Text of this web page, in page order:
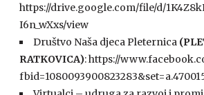
https://drive.google.com/file/d/
I6n_wXxs/view
Društvo Naša djeca Pleternica
RATKOVICA): https://